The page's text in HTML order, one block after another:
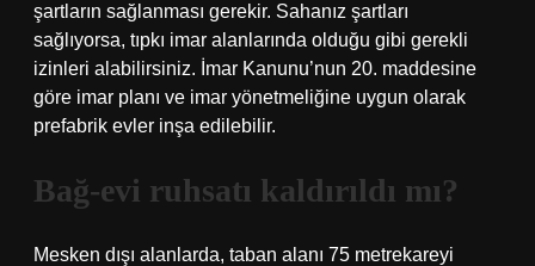
şartların sağlanması gerekir. Sahanız şartları
sağlıyorsa, tıpkı imar alanlarında olduğu gibi gerekli
izinleri alabilirsiniz. İmar Kanunu’nun 20. maddesine
göre imar planı ve imar yönetmeliğine uygun olarak
prefabrik evler inşa edilebilir.
Bağ-evi ruhsatı kaldırıldı mı?
Mesken dışı alanlarda, taban alanı 75 metrekareyi